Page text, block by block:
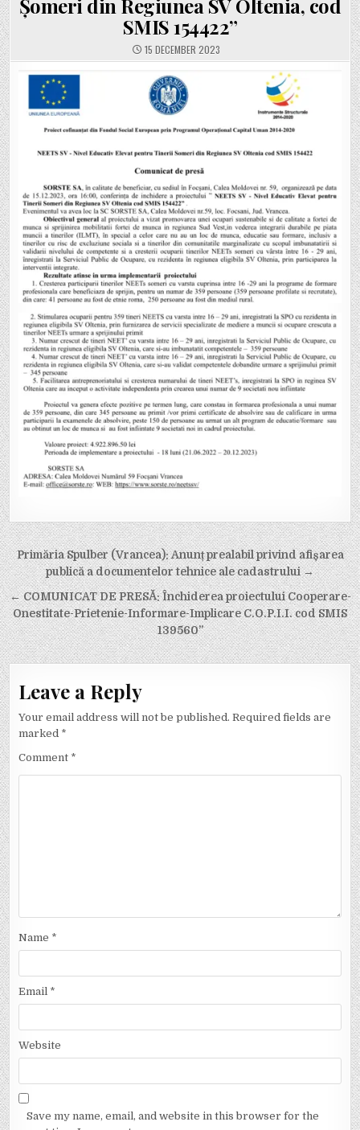
Șomeri din Regiunea SV Oltenia, cod
SMIS 154422”
15 DECEMBER 2023
Post
navigation
Primăria Spulber (Vrancea): Anunț prealabil privind afișarea
publică a documentelor tehnice ale cadastrului →
← COMUNICAT DE PRESĂ: Închiderea proiectului Cooperare-
Onestitate-Prietenie-Informare-Implicare C.O.P.I.I. cod SMIS
139560”
Leave a Reply
Your email address will not be published. Required fields are
marked *
Comment *
Name *
Email *
Website
Save my name, email, and website in this browser for the